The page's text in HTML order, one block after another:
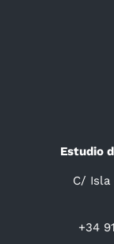
Estudio
C/ Isla
+34